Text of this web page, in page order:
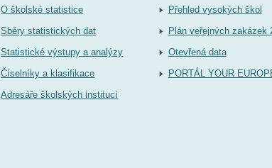
O školské statistice
Sběry statistických dat
Statistické výstupy a analýzy
Číselníky a klasifikace
Adresáře školských institucí
Přehled vysokých škol
Plán veřejných zakázek
Otevřená data
PORTÁL YOUR